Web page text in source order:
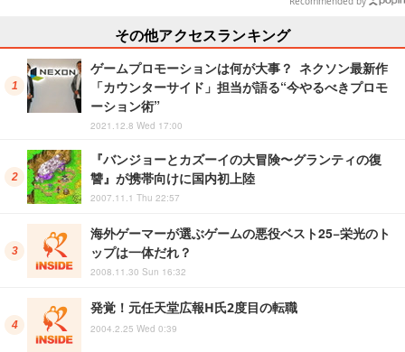
その他アクセスランキング
ゲームプロモーションは何が大事？ ネクソン最新作
「カウンターサイド」担当が語る“今やるべきプロモ
ーション術”
2021.12.8 Wed 17:00
『バンジョーとカズーイの大冒険〜グランティの復
讐』が携帯向けに国内初上陸
2007.11.1 Thu 22:57
海外ゲーマーが選ぶゲームの悪役ベスト25−栄光のト
ップは一体だれ？
2008.11.30 Sun 16:32
発覚！元任天堂広報H氏2度目の転職
2004.2.25 Wed 0:39